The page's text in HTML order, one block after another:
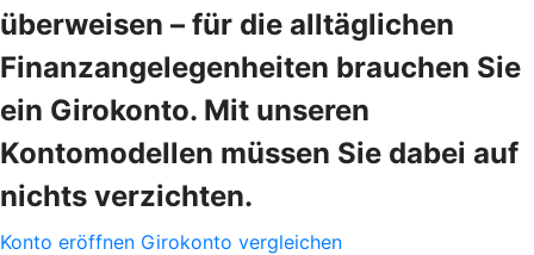
überweisen – für die alltäglichen
Finanzangelegenheiten brauchen Sie
ein Girokonto. Mit unseren
Kontomodellen müssen Sie dabei auf
nichts verzichten.
Konto eröffnen Girokonto vergleichen